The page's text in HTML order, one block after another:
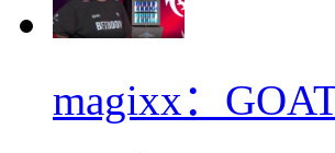
magixx：